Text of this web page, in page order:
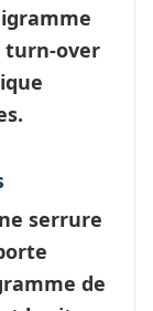
turn-over
serrure
de